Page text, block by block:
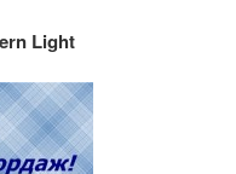
Light